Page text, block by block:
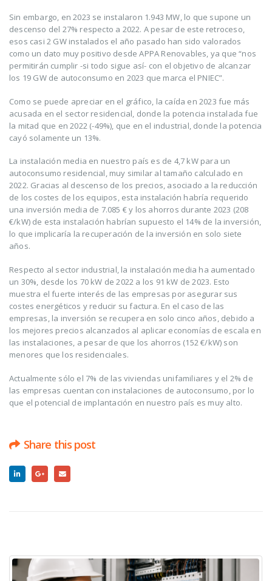
Sin embargo, en 2023 se instalaron 1.943 MW, lo que supone un
descenso del 27% respecto a 2022. A pesar de este retroceso,
esos casi 2 GW instalados el año pasado han sido valorados
como un dato muy positivo desde APPA Renovables, ya que “nos
permitirán cumplir -si todo sigue así- con el objetivo de alcanzar
los 19 GW de autoconsumo en 2023 que marca el PNIEC”.
Como se puede apreciar en el gráfico, la caída en 2023 fue más
acusada en el sector residencial, donde la potencia instalada fue
la mitad que en 2022 (-49%), que en el industrial, donde la potencia
cayó solamente un 13%.
La instalación media en nuestro país es de 4,7 kW para un
autoconsumo residencial, muy similar al tamaño calculado en
2022. Gracias al descenso de los precios, asociado a la reducción
de los costes de los equipos, esta instalación habría requerido
una inversión media de 7.085 € y los ahorros durante 2023 (208
€/kW) de esta instalación habrían supuesto el 14% de la inversión,
lo que implicaría la recuperación de la inversión en solo siete
años.
Respecto al sector industrial, la instalación media ha aumentado
un 30%, desde los 70 kW de 2022 a los 91 kW de 2023. Esto
muestra el fuerte interés de las empresas por asegurar sus
costes energéticos y reducir su factura. En el caso de las
empresas, la inversión se recupera en solo cinco años, debido a
los mejores precios alcanzados al aplicar economías de escala en
las instalaciones, a pesar de que los ahorros (152 €/kW) son
menores que los residenciales.
Actualmente sólo el 7% de las viviendas unifamiliares y el 2% de
las empresas cuentan con instalaciones de autoconsumo, por lo
que el potencial de implantación en nuestro país es muy alto.
Share this post